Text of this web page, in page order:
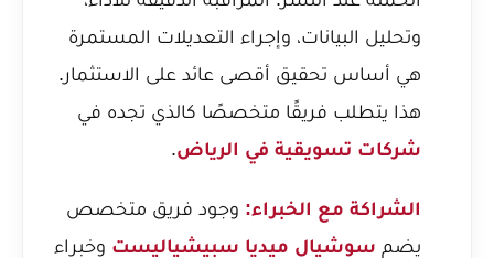
وتحليل البيانات، وإجراء التعديلات المستمرة
هي أساس تحقيق أقصى عائد على الاستثمار.
هذا يتطلب فريقًا متخصصًا كالذي تجده في
شركات تسويقية في الرياض.
الشراكة مع الخبراء: وجود فريق متخصص
يضم سوشيال ميديا سبيشياليست وخبراء